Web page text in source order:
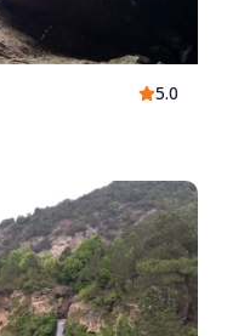
5.0